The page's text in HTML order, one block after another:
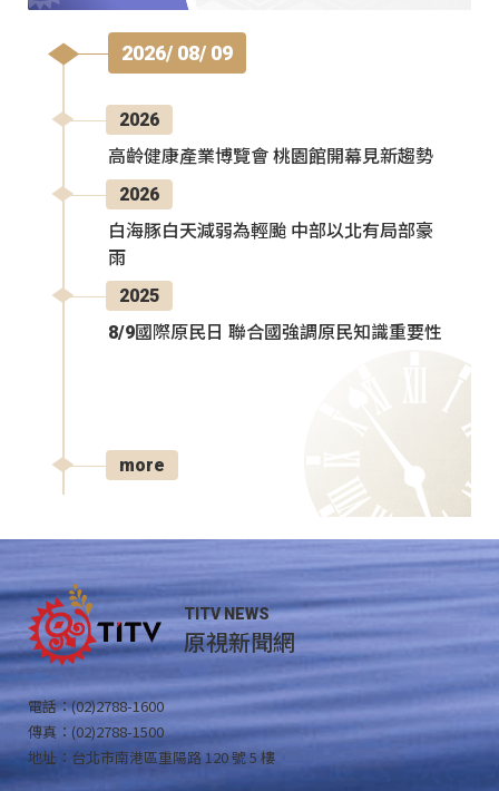
2026/ 08/ 09
2026
高齡健康產業博覽會 桃園館開幕見新趨勢
2026
白海豚白天減弱為輕颱 中部以北有局部豪
雨
2025
8/9國際原民日 聯合國強調原民知識重要性
more
TITV NEWS
原視新聞網
電話：(02)2788-1600
傳真：(02)2788-1500
地址：台北市南港區重陽路 120 號 5 樓